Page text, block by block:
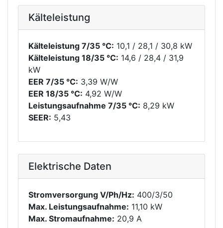
Kälteleistung
Kälteleistung 7/35 °C: 10,1 / 28,1 / 30,8 kW
Kälteleistung 18/35 °C: 14,6 / 28,4 / 31,9
kW
EER 7/35 °C: 3,39 W/W
EER 18/35 °C: 4,92 W/W
Leistungsaufnahme 7/35 °C: 8,29 kW
SEER: 5,43
Elektrische Daten
Stromversorgung V/Ph/Hz: 400/3/50
Max. Leistungsaufnahme: 11,10 kW
Max. Stromaufnahme: 20,9 A